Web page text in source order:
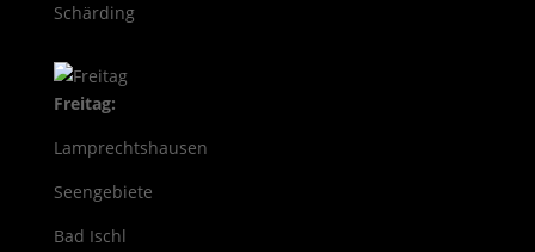
Schärding
Freitag:
Lamprechtshausen
Seengebiete
Bad Ischl